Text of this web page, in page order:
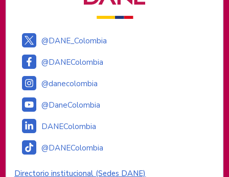
@DANE_Colombia
@DANEColombia
@danecolombia
@DaneColombia
DANEColombia
@DANEColombia
Enlaces institucionales
Directorio institucional (Sedes DANE)